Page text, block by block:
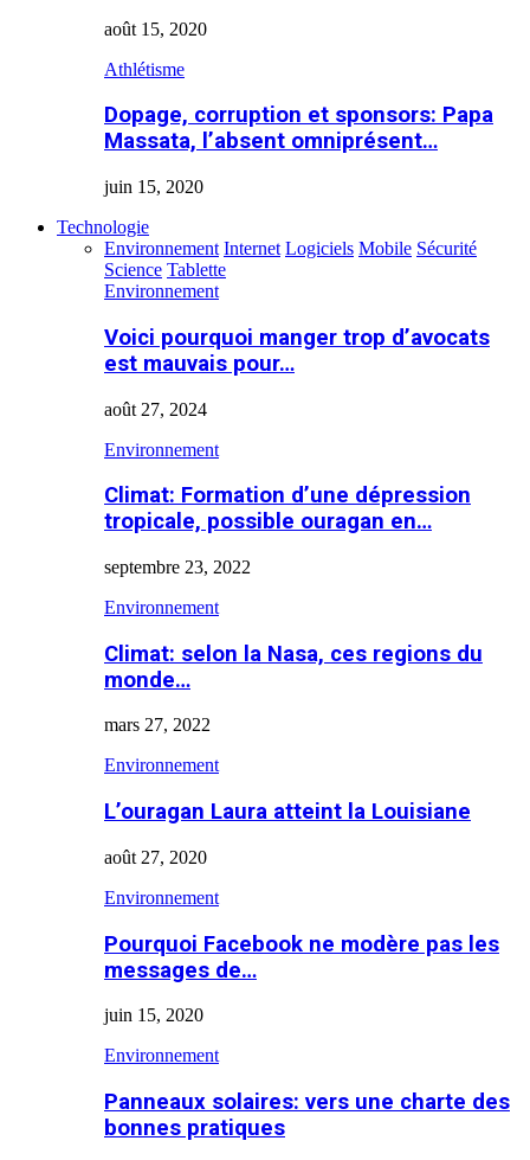
août 15, 2020
Athlétisme
Dopage, corruption et sponsors: Papa
Massata, l’absent omniprésent…
juin 15, 2020
Technologie
Environnement Internet Logiciels Mobile Sécurité
Science Tablette
Environnement
Voici pourquoi manger trop d’avocats
est mauvais pour…
août 27, 2024
Environnement
Climat: Formation d’une dépression
tropicale, possible ouragan en…
septembre 23, 2022
Environnement
Climat: selon la Nasa, ces regions du
monde…
mars 27, 2022
Environnement
L’ouragan Laura atteint la Louisiane
août 27, 2020
Environnement
Pourquoi Facebook ne modère pas les
messages de…
juin 15, 2020
Environnement
Panneaux solaires: vers une charte des
bonnes pratiques